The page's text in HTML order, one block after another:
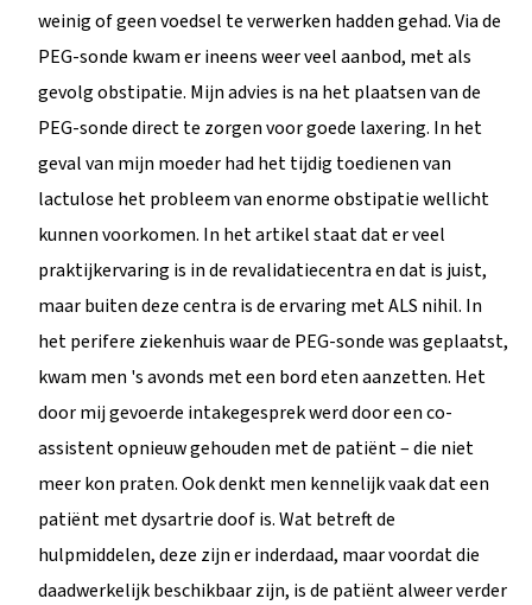
weinig of geen voedsel te verwerken hadden gehad. Via de
PEG-sonde kwam er ineens weer veel aanbod, met als
gevolg obstipatie. Mijn advies is na het plaatsen van de
PEG-sonde direct te zorgen voor goede laxering. In het
geval van mijn moeder had het tijdig toedienen van
lactulose het probleem van enorme obstipatie wellicht
kunnen voorkomen. In het artikel staat dat er veel
praktijkervaring is in de revalidatiecentra en dat is juist,
maar buiten deze centra is de ervaring met ALS nihil. In
het perifere ziekenhuis waar de PEG-sonde was geplaatst,
kwam men 's avonds met een bord eten aanzetten. Het
door mij gevoerde intakegesprek werd door een co-
assistent opnieuw gehouden met de patiënt – die niet
meer kon praten. Ook denkt men kennelijk vaak dat een
patiënt met dysartrie doof is. Wat betreft de
hulpmiddelen, deze zijn er inderdaad, maar voordat die
daadwerkelijk beschikbaar zijn, is de patiënt alweer verder